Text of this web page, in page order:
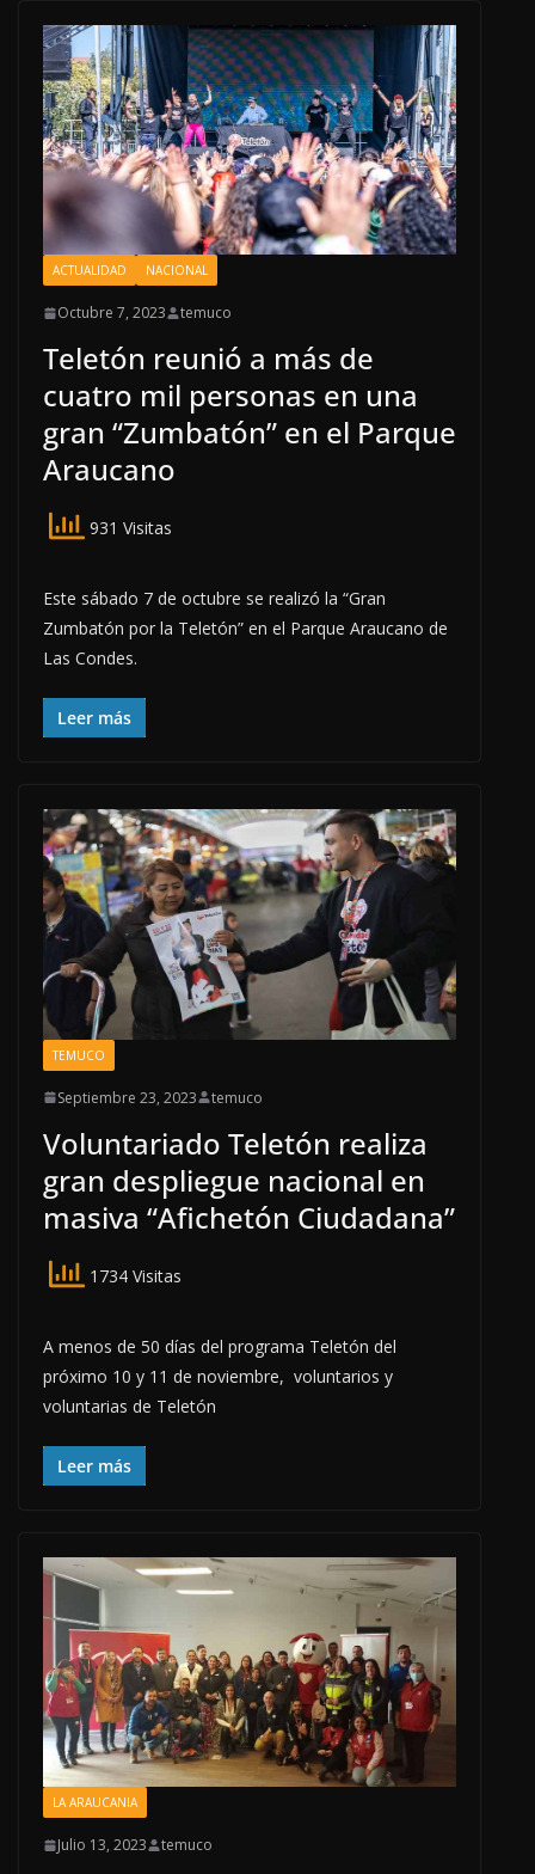
ACTUALIDAD NACIONAL
Octubre 7, 2023 temuco
Teletón reunió a más de
cuatro mil personas en una
gran “Zumbatón” en el Parque
Araucano
931 Visitas
Este sábado 7 de octubre se realizó la “Gran
Zumbatón por la Teletón” en el Parque Araucano de
Las Condes.
Leer más
TEMUCO
Septiembre 23, 2023 temuco
Voluntariado Teletón realiza
gran despliegue nacional en
masiva “Afichetón Ciudadana”
1734 Visitas
A menos de 50 días del programa Teletón del
próximo 10 y 11 de noviembre, voluntarios y
voluntarias de Teletón
Leer más
LA ARAUCANIA
Julio 13, 2023 temuco